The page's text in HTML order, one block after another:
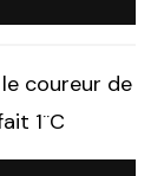
coureur de
1¨C